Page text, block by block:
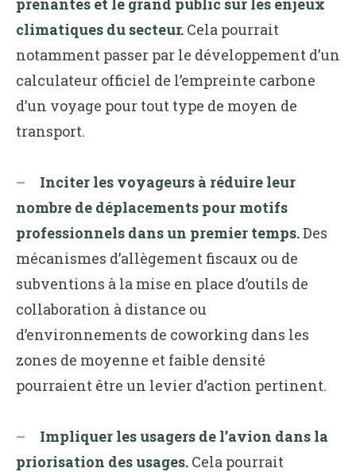
climatiques du secteur. Cela pourrait
notamment passer par le développement d’un
calculateur officiel de l’empreinte carbone
d’un voyage pour tout type de moyen de
transport.
Inciter les voyageurs à réduire leur
nombre de déplacements pour motifs
professionnels dans un premier temps.Des
mécanismes d’allègement fiscaux ou de
subventions à la mise en place d’outils de
collaboration à distance ou
d’environnements de coworking dans les
zones de moyenne et faible densité
pourraient être un levier d’action pertinent.
Impliquer les usagers de l’avion dans la
priorisation des usages. Cela pourrait